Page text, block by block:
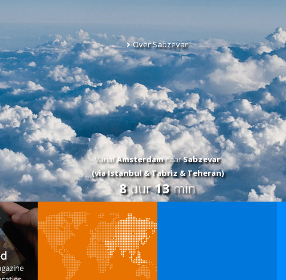
Over Sabzevar
VanafAmsterdamnaarSabzevar
(via Istanbul & Tabriz & Teheran)
8uur13min